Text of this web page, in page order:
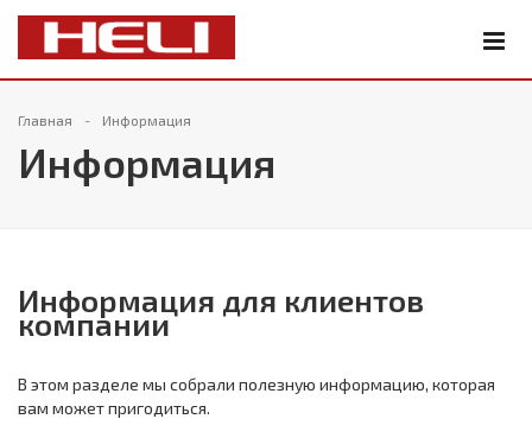
Главная Информация
Информация
Информация для клиентов
компании
В этом разделе мы собрали полезную информацию, которая
вам может пригодиться.